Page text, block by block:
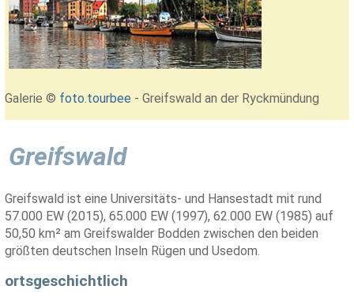
Galerie © foto.tourbee - Greifswald an der Ryckmündung
Greifswald
Greifswald ist eine Universitäts- und Hansestadt mit rund
57.000 EW (2015), 65.000 EW (1997), 62.000 EW (1985) auf
50,50 km² am Greifswalder Bodden zwischen den beiden
größten deutschen Inseln Rügen und Usedom.
ortsgeschichtlich